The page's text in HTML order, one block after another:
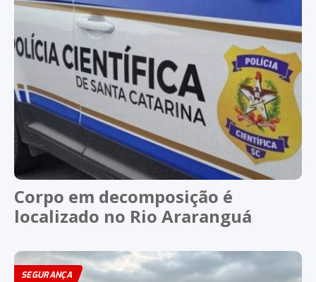
Corpo em decomposição é
localizado no Rio Araranguá
SEGURANÇA